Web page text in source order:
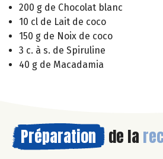
200 g de Chocolat blanc
10 cl de Lait de coco
150 g de Noix de coco
3 c. à s. de Spiruline
40 g de Macadamia
Préparation de la